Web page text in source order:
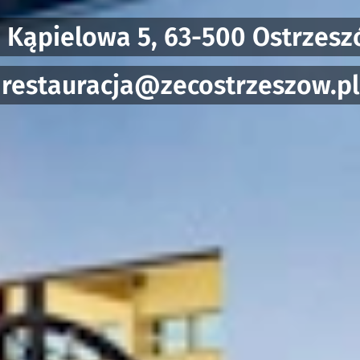
Kąpielowa 5, 63-500
restauracja@zecostrzeszow.pl